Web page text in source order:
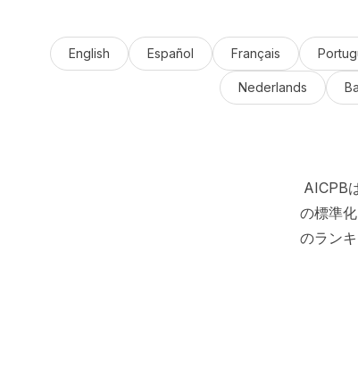
English Español Français
Nederlands
AICPB
の標準
のラン